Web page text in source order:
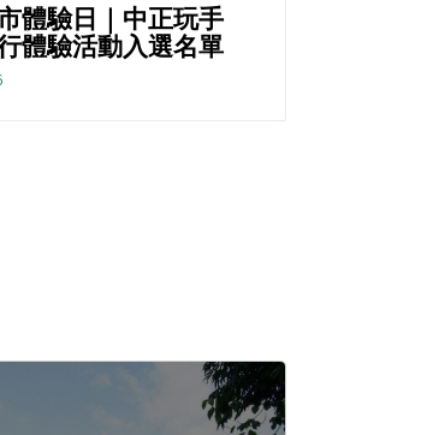
體驗日｜中正玩手
體驗活動入選名單